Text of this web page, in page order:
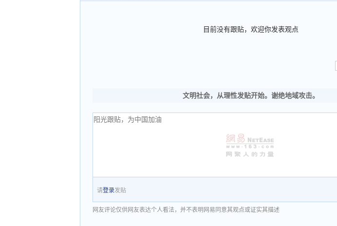
目前没有跟贴，欢迎你发表观点
文明社会，从理性发贴开始。谢绝地域攻击。
请登录发贴
网友评论仅供网友表达个人看法，并不表明网易同意其观点或证实其描述